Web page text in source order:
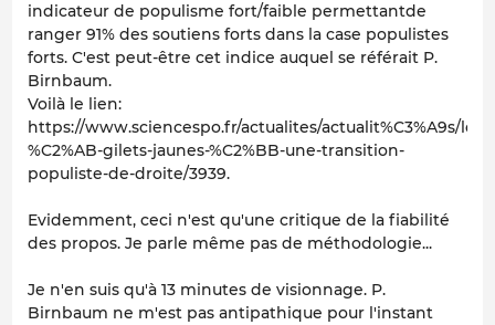
indicateur de populisme fort/faible permettantde
ranger 91% des soutiens forts dans la case populistes
forts. C'est peut-être cet indice auquel se référait P.
Birnbaum.
Voilà le lien:
https://www.sciencespo.fr/actualites/actualit%C3%A9s/les-
%C2%AB-gilets-jaunes-%C2%BB-une-transition-
populiste-de-droite/3939.
Evidemment, ceci n'est qu'une critique de la fiabilité
des propos. Je parle même pas de méthodologie...
Je n'en suis qu'à 13 minutes de visionnage. P.
Birnbaum ne m'est pas antipathique pour l'instant